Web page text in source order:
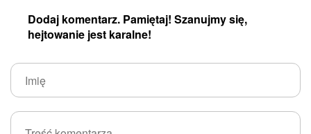
Dodaj komentarz. Pamiętaj! Szanujmy się,
hejtowanie jest karalne!